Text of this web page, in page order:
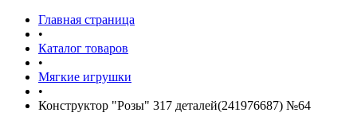
Главная страница
•
Каталог товаров
•
Мягкие игрушки
•
Конструктор "Розы" 317 деталей(241976687) №64